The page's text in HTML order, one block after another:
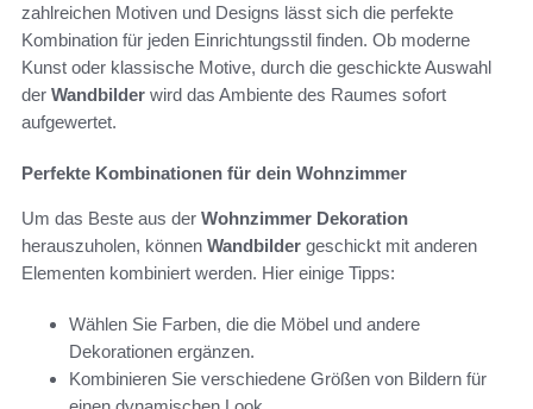
zahlreichen Motiven und Designs lässt sich die perfekte
Kombination für jeden Einrichtungsstil finden. Ob moderne
Kunst oder klassische Motive, durch die geschickte Auswahl
der Wandbilder wird das Ambiente des Raumes sofort
aufgewertet.
Perfekte Kombinationen für dein Wohnzimmer
Um das Beste aus der Wohnzimmer Dekoration
herauszuholen, können Wandbilder geschickt mit anderen
Elementen kombiniert werden. Hier einige Tipps:
Wählen Sie Farben, die die Möbel und andere
Dekorationen ergänzen.
Kombinieren Sie verschiedene Größen von Bildern für